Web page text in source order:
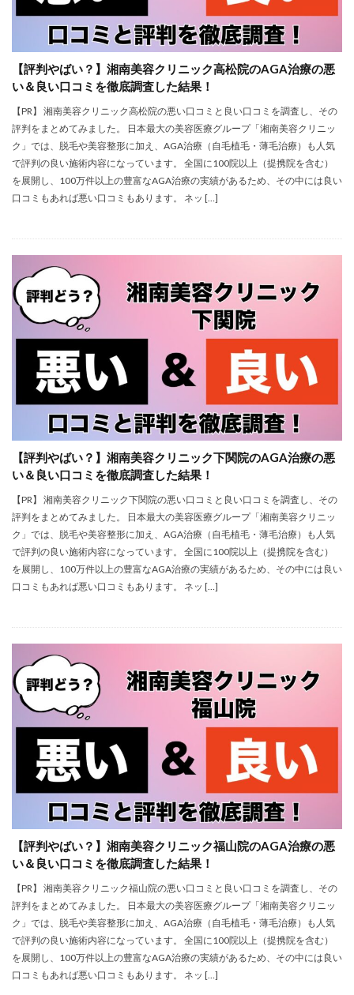
【評判やばい？】湘南美容クリニック高松院のAGA治療の悪
い＆良い口コミを徹底調査した結果！
【PR】 湘南美容クリニック高松院の悪い口コミと良い口コミを調査し、その
評判をまとめてみました。 日本最大の美容医療グループ「湘南美容クリニッ
ク」では、脱毛や美容整形に加え、AGA治療（自毛植毛・薄毛治療）も人気
で評判の良い施術内容になっています。 全国に100院以上（提携院を含む）
を展開し、100万件以上の豊富なAGA治療の実績があるため、その中には良い
口コミもあれば悪い口コミもあります。 ネッ […]
【評判やばい？】湘南美容クリニック下関院のAGA治療の悪
い＆良い口コミを徹底調査した結果！
【PR】 湘南美容クリニック下関院の悪い口コミと良い口コミを調査し、その
評判をまとめてみました。 日本最大の美容医療グループ「湘南美容クリニッ
ク」では、脱毛や美容整形に加え、AGA治療（自毛植毛・薄毛治療）も人気
で評判の良い施術内容になっています。 全国に100院以上（提携院を含む）
を展開し、100万件以上の豊富なAGA治療の実績があるため、その中には良い
口コミもあれば悪い口コミもあります。 ネッ […]
【評判やばい？】湘南美容クリニック福山院のAGA治療の悪
い＆良い口コミを徹底調査した結果！
【PR】 湘南美容クリニック福山院の悪い口コミと良い口コミを調査し、その
評判をまとめてみました。 日本最大の美容医療グループ「湘南美容クリニッ
ク」では、脱毛や美容整形に加え、AGA治療（自毛植毛・薄毛治療）も人気
で評判の良い施術内容になっています。 全国に100院以上（提携院を含む）
を展開し、100万件以上の豊富なAGA治療の実績があるため、その中には良い
口コミもあれば悪い口コミもあります。 ネッ […]